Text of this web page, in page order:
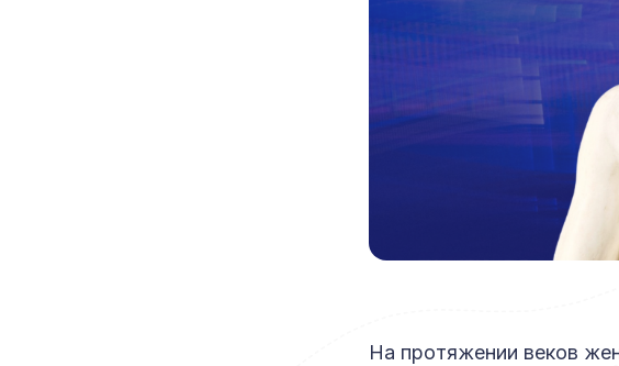
На протяжении веков